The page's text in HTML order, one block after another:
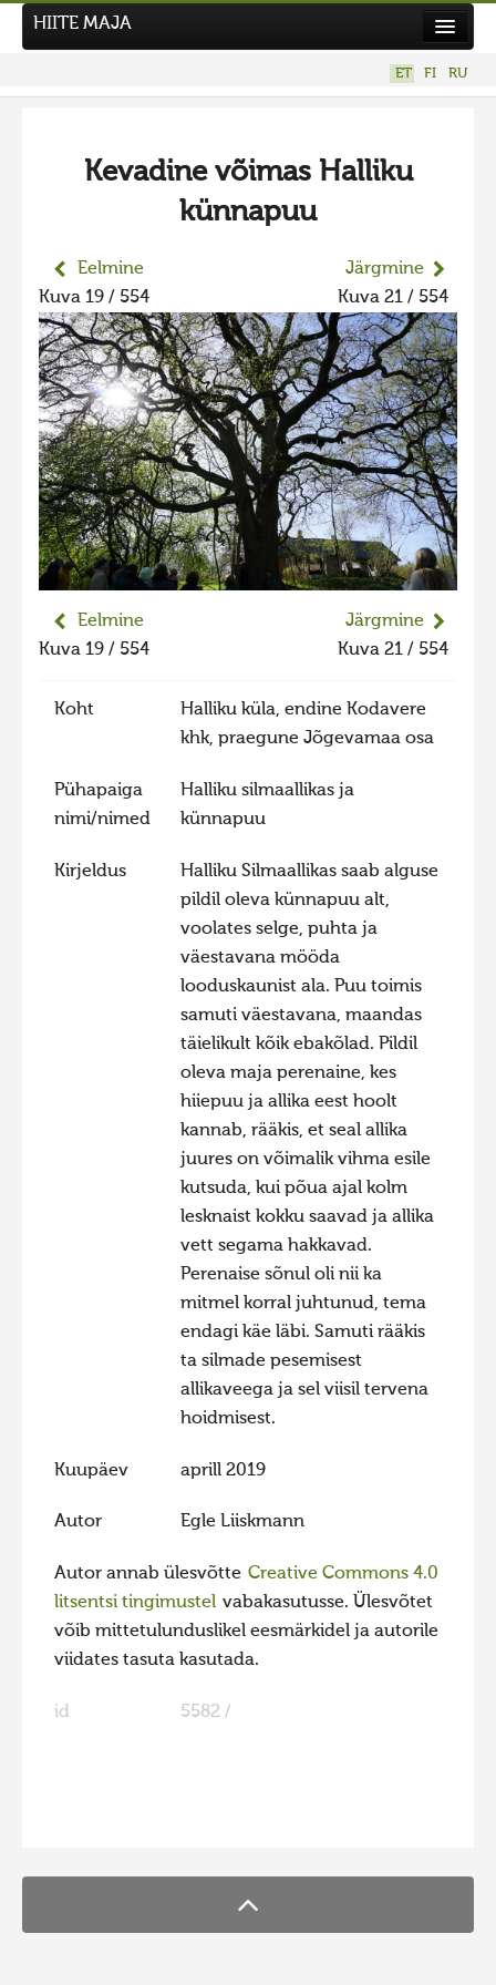
Tegutse
Kuvavõistlused
UUS KUVAVÕISTLUS
Hiite kuvavõistlus 2026
VANEMAD KUVAVÕISTLUSED
Hiite kuvavõistlus 2025
Hiite kuvavõistlus 2025 lisa
Liikuvad kuvad 2025
Hiite kuvavõistlus 2024
Hiite kuvavõistlus 2023 lisa
Hiite kuvavõistlus 2022
Hiite kuvavõistlus 2022 lisa
Liikuvad kuvad 2022
Hiite kuvavõistlus 2021
Liikuvad kuvad 2021
Hiite kuvavõistlus 2020
Hiite kuvavõistlus 2020 lisa
Liikuvad kuvad 2020
Hiite kuvavõistlus 2019
Hiite kuvavõistlus 2018
Hiite kuvavõistlus 2017
Hiite kuvavõistlus 2016
Hiite kuvavõistlus 2015
Hiite kuvavõistlus 2014
Hiite kuvavõistlus 2012
Hiite kuvavõistlus 2009
Hiite kuvavõistlus 2008
Kontakt
HIITE MAJA
ET FI RU
Kevadine võimas Halliku
künnapuu
Eelmine
Kuva 19 / 554
Järgmine
Kuva 21 / 554
Eelmine
Kuva 19 / 554
Järgmine
Kuva 21 / 554
Koht
Halliku küla, endine Kodavere
khk, praegune Jõgevamaa osa
Pühapaiga
nimi/nimed
Halliku silmaallikas ja
künnapuu
Kirjeldus
Halliku Silmaallikas saab alguse
pildil oleva künnapuu alt,
voolates selge, puhta ja
väestavana mööda
looduskaunist ala. Puu toimis
samuti väestavana, maandas
täielikult kõik ebakõlad. Pildil
oleva maja perenaine, kes
hiiepuu ja allika eest hoolt
kannab, rääkis, et seal allika
juures on võimalik vihma esile
kutsuda, kui põua ajal kolm
lesknaist kokku saavad ja allika
vett segama hakkavad.
Perenaise sõnul oli nii ka
mitmel korral juhtunud, tema
endagi käe läbi. Samuti rääkis
ta silmade pesemisest
allikaveega ja sel viisil tervena
hoidmisest.
Kuupäev aprill 2019
Autor Egle Liiskmann
Autor annab ülesvõtte Creative Commons 4.0
litsentsi tingimustel vabakasutusse. Ülesvõtet
võib mittetulunduslikel eesmärkidel ja autorile
viidates tasuta kasutada.
id 5582 /